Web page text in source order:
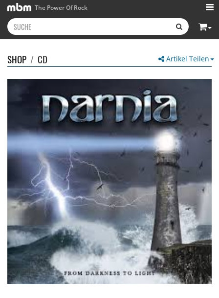
The Power Of Rock
Artikel Teilen
SHOP / CD